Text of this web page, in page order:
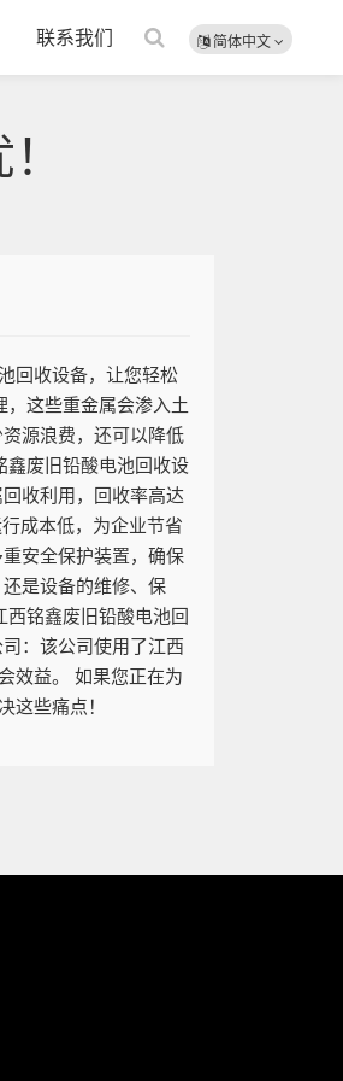
简体中文
联系我们
回收设备，让您轻松
这些重金属会渗入土
源浪费，还可以降低
鑫废旧铅酸电池回收设
收利用，回收率高达
成本低，为企业节省
安全保护装置，确保
是设备的维修、保
铭鑫废旧铅酸电池回
：该公司使用了江西
效益。 如果您正在为
些痛点！